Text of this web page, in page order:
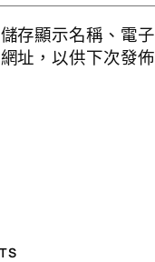
存顯示名稱、電
址，以供下次發